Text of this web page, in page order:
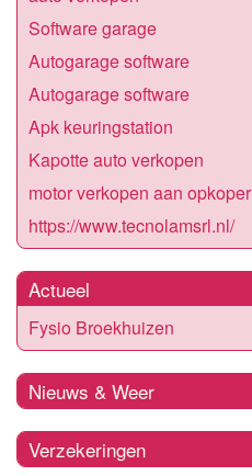
Software garage
Autogarage software
Autogarage software
Apk keuringstation
Kapotte auto verkopen
motor verkopen aan opkoper
https://www.tecnolamsrl.nl/
Actueel
Fysio Broekhuizen
Nieuws & Weer
Verzekeringen